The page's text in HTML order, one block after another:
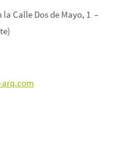
Calle Dos de Mayo, 1 –